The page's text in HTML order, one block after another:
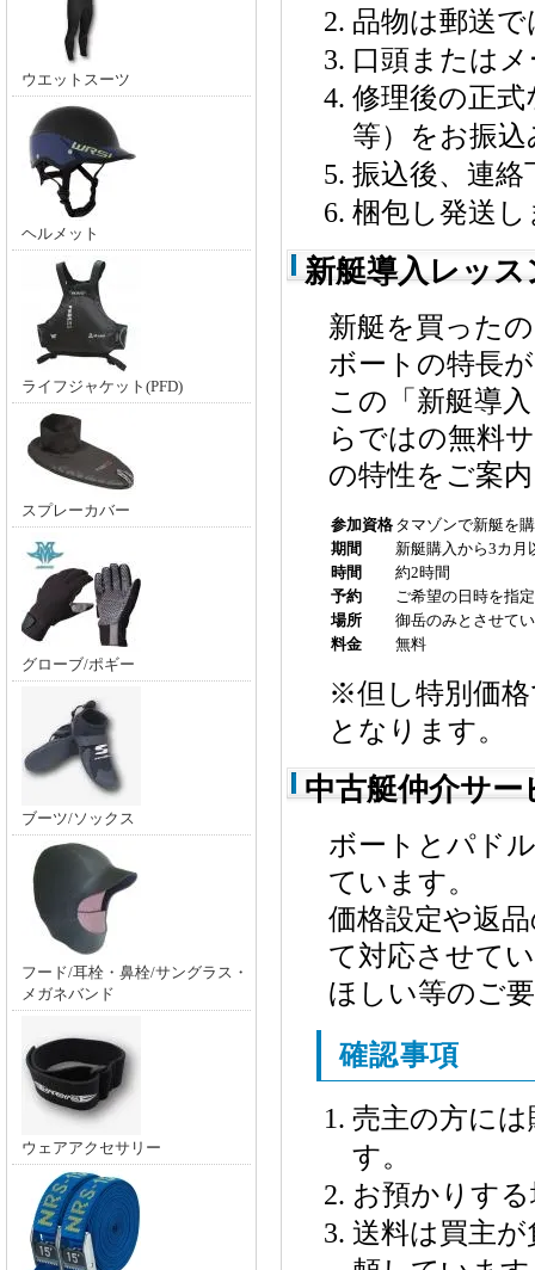
ウエットスーツ
ヘルメット
ライフジャケット(PFD)
スプレーカバー
グローブ/ポギー
ブーツ/ソックス
フード/耳栓・鼻栓/サングラス・
メガネバンド
ウェアアクセサリー
品物は郵送
口頭または
修理後の正
等）をお振
振込後、連絡
梱包し発送し
新艇導入レッ
新艇を買った
ボートの特長
この「新艇導
らではの無料
の特性をご案
参加資格 タマゾンで新艇を
期間
新艇購入から3カ月
時間
約2時間
予約
ご希望の日時を指
場所
御岳のみとさせて
料金
無料
※但し特別価
となります。
中古艇仲介サ
ボートとパド
ています。
価格設定や返
て対応させて
ほしい等のご
確認事項
売主の方に
す。
お預かりす
送料は買主